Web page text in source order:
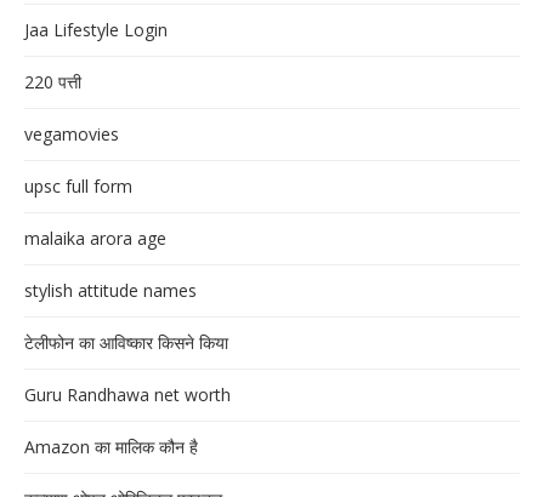
Jaa Lifestyle Login
220 पत्ती
vegamovies
upsc full form
malaika arora age
stylish attitude names
टेलीफोन का आविष्कार किसने किया
Guru Randhawa net worth
Amazon का मालिक कौन है